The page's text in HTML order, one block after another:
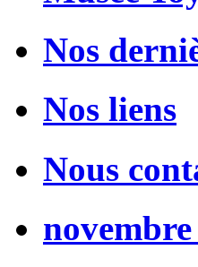
Nos
Nos liens
Nous